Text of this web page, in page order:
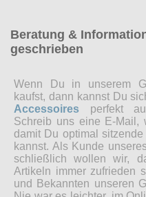
Beratung &
geschrieben
Wenn Du in unserem
kaufst, dann kannst Du
Accessoires perfekt
Schreib uns eine E-Mail,
damit Du optimal
kannst. Als Kunde
schließlich wollen wir,
Artikeln immer zufrieden
und Bekannten unseren